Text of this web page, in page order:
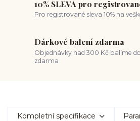
10% SLEVA pro
Pro registrované sleva 10% na
Dárkové balení zdarma
Objednávky nad 300 Kč balíme
zdarma
Kompletní specifikace